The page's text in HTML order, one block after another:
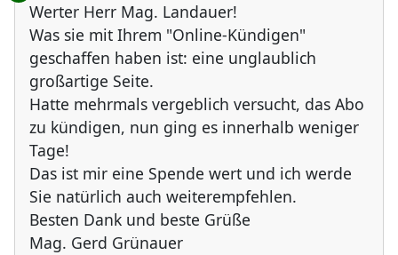
Werter Herr Mag. Landauer!
Was sie mit Ihrem "Online-Kündigen"
geschaffen haben ist: eine unglaublich
großartige Seite.
Hatte mehrmals vergeblich versucht, das Abo
zu kündigen, nun ging es innerhalb weniger
Tage!
Das ist mir eine Spende wert und ich werde
Sie natürlich auch weiterempfehlen.
Besten Dank und beste Grüße
Mag. Gerd Grünauer